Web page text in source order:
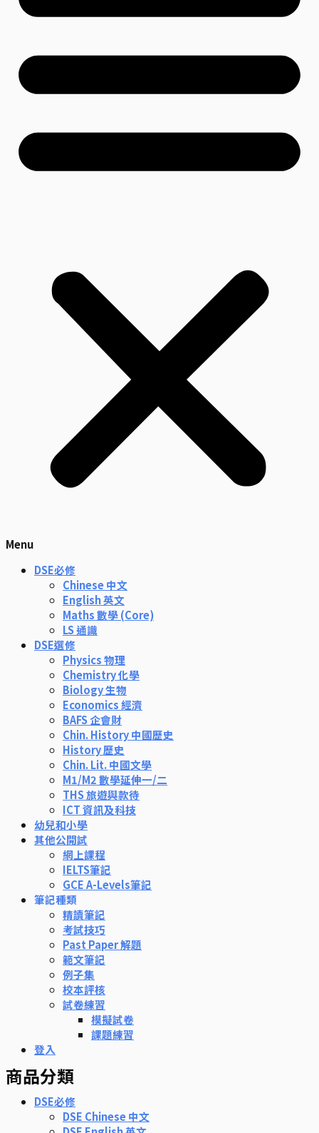
Menu
DSE必修
Chinese 中文
English 英文
Maths 數學 (Core)
LS 通識
DSE選修
Physics 物理
Chemistry 化學
Biology 生物
Economics 經濟
BAFS 企會財
Chin. History 中國歷史
History 歷史
Chin. Lit. 中國文學
M1/M2 數學延伸一/二
THS 旅遊與款待
ICT 資訊及科技
幼兒和小學
其他公開試
網上課程
IELTS筆記
GCE A-Levels筆記
筆記種類
精讀筆記
考試技巧
Past Paper 解題
範文筆記
例子集
校本評核
試卷練習
模擬試卷
課題練習
登入
商品分類
DSE必修
DSE Chinese 中文